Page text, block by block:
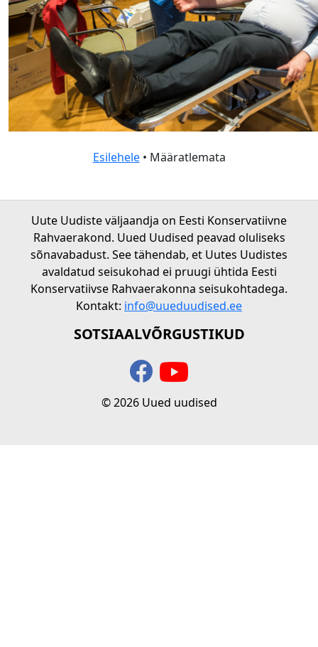
Esilehele• Määratlemata
Uute Uudiste väljaandja on Eesti Konservatiivne
Rahvaerakond. Uued Uudised peavad oluliseks
sõnavabadust. See tähendab, et Uutes Uudistes
avaldatud seisukohad ei pruugi ühtida Eesti
Konservatiivse Rahvaerakonna seisukohtadega.
Kontakt: info@uueduudised.ee
SOTSIAALVÕRGUSTIKUD
© 2026 Uued uudised